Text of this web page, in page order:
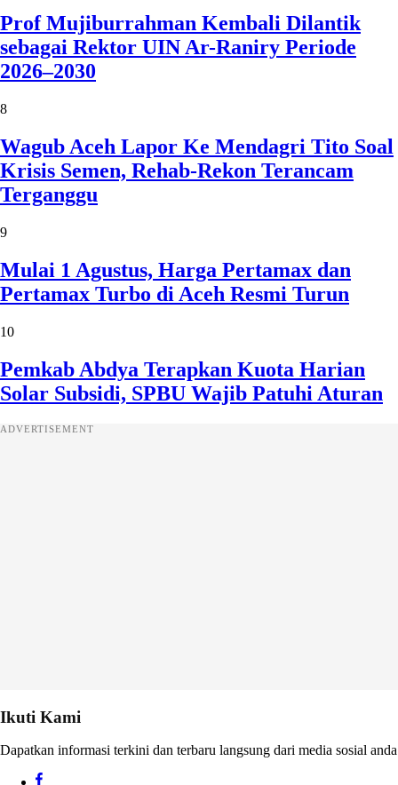
Prof Mujiburrahman Kembali Dilantik
sebagai Rektor UIN Ar-Raniry Periode
2026–2030
8
Wagub Aceh Lapor Ke Mendagri Tito Soal
Krisis Semen, Rehab-Rekon Terancam
Terganggu
9
Mulai 1 Agustus, Harga Pertamax dan
Pertamax Turbo di Aceh Resmi Turun
10
Pemkab Abdya Terapkan Kuota Harian
Solar Subsidi, SPBU Wajib Patuhi Aturan
ADVERTISEMENT
Ikuti Kami
Dapatkan informasi terkini dan terbaru langsung dari media sosial anda